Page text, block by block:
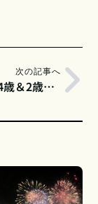
次の記事へ
【母の日】4歳＆2歳からの宝物と、※ネット公開前※の物件「ザ・パークハウス武蔵浦和」を先行チラ見せ！